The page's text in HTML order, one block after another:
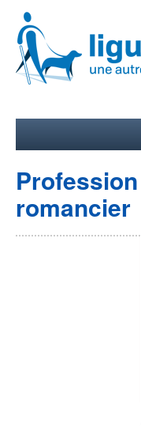
Profession
romancier